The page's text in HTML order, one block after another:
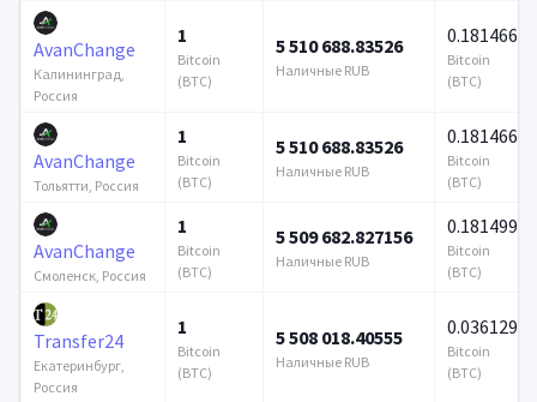
AvanChange
Калининград,
Россия
1
Bitcoin
(BTC)
5 510 688.83526
Наличные RUB
0.181466
Bitcoin
(BTC)
AvanChange
Тольятти, Россия
1
Bitcoin
(BTC)
5 510 688.83526
Наличные RUB
0.181466
Bitcoin
(BTC)
AvanChange
Смоленск, Россия
1
Bitcoin
(BTC)
5 509 682.827156
Наличные RUB
0.181499
Bitcoin
(BTC)
Transfer24
Екатеринбург,
Россия
1
Bitcoin
(BTC)
5 508 018.40555
Наличные RUB
0.036129
Bitcoin
(BTC)